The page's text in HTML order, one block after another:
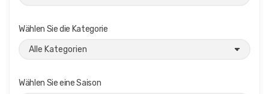
Wählen Sie die Kategorie
Wählen Sie eine Saison